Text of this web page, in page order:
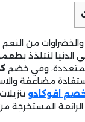
من النعم
الدنيا لنتلذذ
وفي خضم
مضاعفة
افوكادو
الرائعة المستخرجة